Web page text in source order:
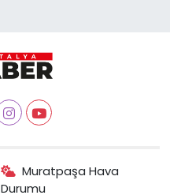
Muratpaşa Hava
Durumu